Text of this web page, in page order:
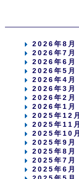
2026年8月
2026年7月
2026年6月
2026年5月
2026年4月
2026年3月
2026年2月
2026年1月
2025年12月
2025年11月
2025年10月
2025年9月
2025年8月
2025年7月
2025年6月